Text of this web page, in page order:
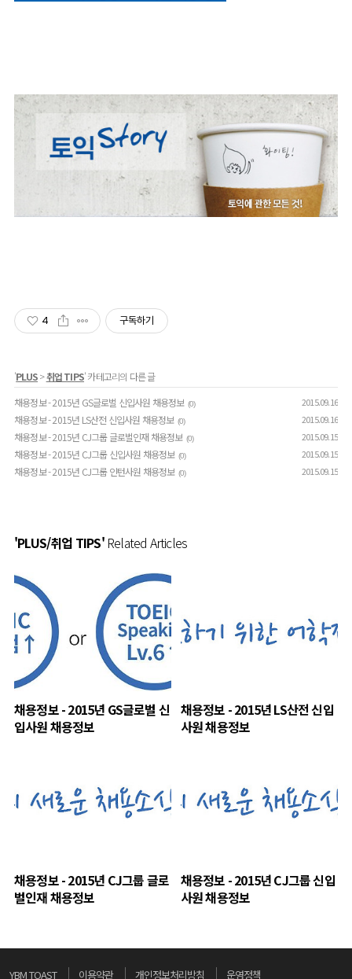
4 구독하기
'PLUS>취업 TIPS' 카테고리의 다른 글
채용정보 - 2015년 GS글로벌 신입사원 채용정보 (0) 2015.09.16
채용정보 - 2015년 LS산전 신입사원 채용정보 (0) 2015.09.16
채용정보 - 2015년 CJ그룹 글로벌인재 채용정보 (0) 2015.09.15
채용정보 - 2015년 CJ그룹 신입사원 채용정보 (0) 2015.09.15
채용정보 - 2015년 CJ그룹 인턴사원 채용정보 (0) 2015.09.15
'PLUS/취업 TIPS'Related Articles
채용정보 - 2015년 GS글로벌 신
입사원 채용정보
채용정보 - 2015년 LS산전 신입
사원 채용정보
채용정보 - 2015년 CJ그룹 글로
벌인재 채용정보
채용정보 - 2015년 CJ그룹 신입
사원 채용정보
YBM TOAST 이용약관 개인정보처리방침 운영정책